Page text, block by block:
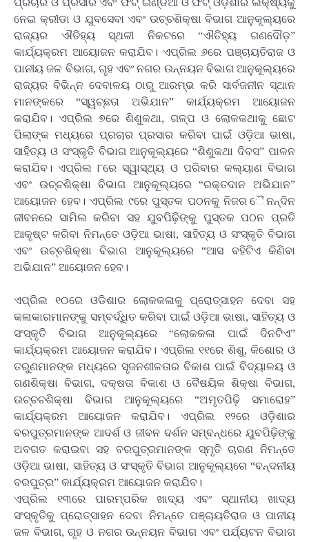
ପ୍ରଚାର ଓ ପ୍ରସାର ଏବଂ ଫିଟ୍‌ ଇଣ୍ଡିଆ ଓ ଫିଟ୍‌ ଓଡ଼ିଶାର ଲକ୍ଷ୍ୟକୁ
ନେଇ କ୍ରୀଡା ଓ ଯୁବସେବା ଏବଂ ଉଚ୍‌ଚଶିକ୍ଷା ବିଭାଗ ଆନୁକୂଲ୍ୟରେ
ରାଜ୍ୟର ଐତିହ୍ୟ ସ୍ଥଳୀ ନିକଟରେ “ଐତିହ୍ୟ ଗଣଦୌଡ଼”
କାର୍ଯ୍ୟକ୍ରମ ଆୟୋଜନ କରାଯିବ। ଏପ୍ରିଲ ୬ରେ ପଞ୍ଚାୟତିରାଜ ଓ
ପାନୀୟ ଜଳ ବିଭାଗ, ଗୃହ ଏବଂ ନଗର ଉନ୍ନୟନ ବିଭାଗ ଆନୁକୂଲ୍ୟରେ
ରାଜ୍ୟର ବିଭିନ୍ନ ଦେବାଳୟ ଠାରୁ ଆରମ୍ଭ କରି ସାର୍ବଜନୀନ ସ୍ଥାନ
ମାନଙ୍କରେ “ସ୍ୱଚ୍ଛତା ଅଭିଯାନ” କାର୍ଯ୍ୟକ୍ରମ ଆୟୋଜନ
କରାଯିବ। ଏପ୍ରିଲ ୭ରେ ଶିଶୁକଥା, ଗଳ୍ପ ଓ ଲୋକକଥାକୁ ଛୋଟ
ପିଲାଙ୍କ ମଧ୍ୟରେ ପ୍ରଚାର ପ୍ରସାର କରିବା ପାଇଁ ଓଡ଼ିଆ ଭାଷା,
ସାହିତ୍ୟ ଓ ସଂସ୍କୃତି ବିଭାଗ ଆନୁକୂଲ୍ୟରେ “ଶିଶୁକଥା ଦିବସ” ପାଳନ
କରାଯିବ। ଏପ୍ରିଲ ୮ରେ ସ୍ୱାସ୍ଥ୍ୟ ଓ ପରିବାର କଲ୍ୟାଣ ବିଭାଗ
ଏବଂ ଉଚ୍ଚଶିକ୍ଷା ବିଭାଗ ଆନୁକୂଲ୍ୟରେ “ରକ୍ତଦାନ ଅଭିଯାନ”
ଆୟୋଜନ ହେବ। ଏପ୍ରିଲ ୯ରେ ପୁସ୍ତକ ପଠନକୁ ନିଜର ୈନନ୍ଦିନ
ଜୀବନରେ ସାମିଲ କରିବା ସହ ଯୁବପିଢ଼ିଙ୍କୁ ପୁସ୍ତକ ପଠନ ପ୍ରତି
ଆକୃଷ୍ଟ କରିବା ନିମନ୍ତେ ଓଡ଼ିଆ ଭାଷା, ସାହିତ୍ୟ ଓ ସଂସ୍କୃତି ବିଭାଗ
ଏବଂ ଉଚ୍ଚଶିକ୍ଷା ବିଭାଗ ଆନୁକୂଲ୍ୟରେ “ଆସ ବହିଟିଏ କିଣିବା
ଅଭିଯାନ” ଆୟୋଜନ ହେବ।
ଏପ୍ରିଲ ୧୦ରେ ଓଡିଶାର ଲୋକକଳାକୁ ପ୍ରୋତ୍ସାହନ ଦେବା ସହ
କଳାକାରମାନଙ୍କୁ ସମ୍ବର୍ଦ୍ଧିତ କରିବା ପାଇଁ ଓଡ଼ିଆ ଭାଷା, ସାହିତ୍ୟ ଓ
ସଂସ୍କୃତି ବିଭାଗ ଆନୁକୂଲ୍ୟରେ “ଲୋକକଳା ପାଇଁ ଦିନଟିଏ”
କାର୍ଯ୍ୟକ୍ରମ ଆୟୋଜନ କରାଯିବ। ଏପ୍ରିଲ ୧୧ରେ ଶିଶୁ, କିଶୋର ଓ
ତରୁଣମାନଙ୍କ ମଧ୍ୟରେ ସୃଜନଶୀଳତାର ବିକାଶ ପାଇଁ ବିଦ୍ୟାଳୟ ଓ
ଗଣଶିକ୍ଷା ବିଭାଗ, ଦକ୍ଷତା ବିକାଶ ଓ ବୈଷୟିକ ଶିକ୍ଷା ବିଭାଗ,
ଉଚ୍ଚଚଶିକ୍ଷା ବିଭାଗ ଆନୁକୂଲ୍ୟରେ “ଅମୃତପିଢ଼ି ସମାରୋହ”
କାର୍ଯ୍ୟକ୍ରମ ଆୟୋଜନ କରାଯିବ। ଏପ୍ରିଲ ୧୨ରେ ଓଡ଼ିଶାର
ବରପୁତ୍ରମାନଙ୍କ ଆଦର୍ଶ ଓ ଜୀବନ ଦର୍ଶନ ସମ୍ବନ୍ଧରେ ଯୁବପିଢ଼ିଙ୍କୁ
ଅବଗତ କରାଇବା ସହ ବରପୁତ୍ରମାନଙ୍କ ସ୍ମୃତି ଚାରଣ ନିମନ୍ତେ
ଓଡ଼ିଆ ଭାଷା, ସାହିତ୍ୟ ଓ ସଂସ୍କୃତି ବିଭାଗ ଆନୁକୂଲ୍ୟରେ “ବନ୍ଦନୀୟ
ବରପୁତ୍ର” କାର୍ଯ୍ୟକ୍ରମ ଆୟୋଜନ କରାଯିବ।
ଏପ୍ରିଲ ୧୩ରେ ପାରମ୍ପରିକ ଖାଦ୍ୟ ଏବଂ ସ୍ଥାନୀୟ ଖାଦ୍ୟ
ସଂସ୍କୃତିକୁ ପ୍ରୋତ୍ସାହନ ଦେବା ନିମନ୍ତେ ପଞ୍ଚାୟତିରାଜ ଓ ପାନୀୟ
ଜଳ ବିଭାଗ, ଗୃହ ଓ ନଗର ଉନ୍ନୟନ ବିଭାଗ ଏବଂ ପର୍ଯ୍ୟଟନ ବିଭାଗ